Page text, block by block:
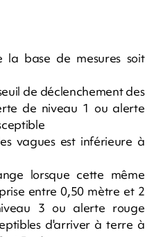
base de mesures soit
de déclenchement des
de niveau 1 ou alerte
vagues est inférieure à
lorsque cette même
entre 0,50 mètre et 2
3 ou alerte rouge
d'arriver à terre à